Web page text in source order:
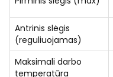
Antrinis slėgis
(reguliuojamas)
Maksimali darbo
temperatūra